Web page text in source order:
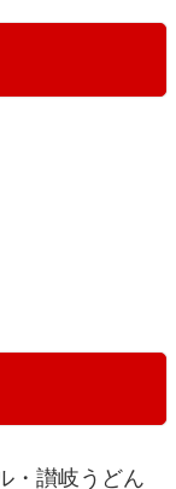
・讃岐うどん